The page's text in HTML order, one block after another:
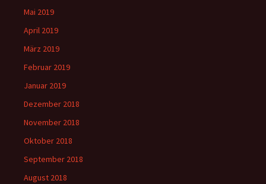
Mai 2019
April 2019
März 2019
Februar 2019
Januar 2019
Dezember 2018
November 2018
Oktober 2018
September 2018
August 2018